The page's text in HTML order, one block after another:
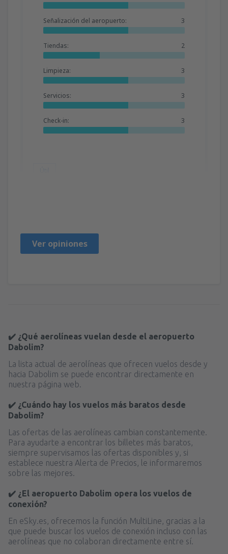
Señalización del aeropuerto: 3
Tiendas: 2
Limpieza: 3
Servicios: 3
Check-in: 3
Ver opiniones
✔️ ¿Qué aerolíneas vuelan desde el aeropuerto
Dabolim?
La lista actual de aerolíneas que ofrecen vuelos desde y
hacia Dabolim se puede encontrar directamente en
nuestra página web.
✔️ ¿Cuándo hay los vuelos más baratos desde
Dabolim?
Las ofertas de las aerolíneas cambian constantemente.
Para ayudarte a encontrar los billetes más baratos,
siempre supervisamos las ofertas disponibles y, si
establece nuestra Alerta de Precios, le informaremos
sobre las mejores.
✔️ ¿El aeropuerto Dabolim opera los vuelos de
conexión?
En eSky.es, ofrecemos la función MultiLine, gracias a la
que puede buscar los vuelos de conexión incluso con las
aerolíneas que no colaboran directamente entre sí.